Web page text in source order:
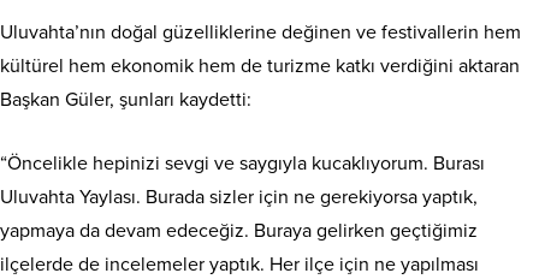
Uluvahta’nın doğal güzelliklerine değinen ve festivallerin hem
kültürel hem ekonomik hem de turizme katkı verdiğini aktaran
Başkan Güler, şunları kaydetti:
“Öncelikle hepinizi sevgi ve saygıyla kucaklıyorum. Burası
Uluvahta Yaylası. Burada sizler için ne gerekiyorsa yaptık,
yapmaya da devam edeceğiz. Buraya gelirken geçtiğimiz
ilçelerde de incelemeler yaptık. Her ilçe için ne yapılması